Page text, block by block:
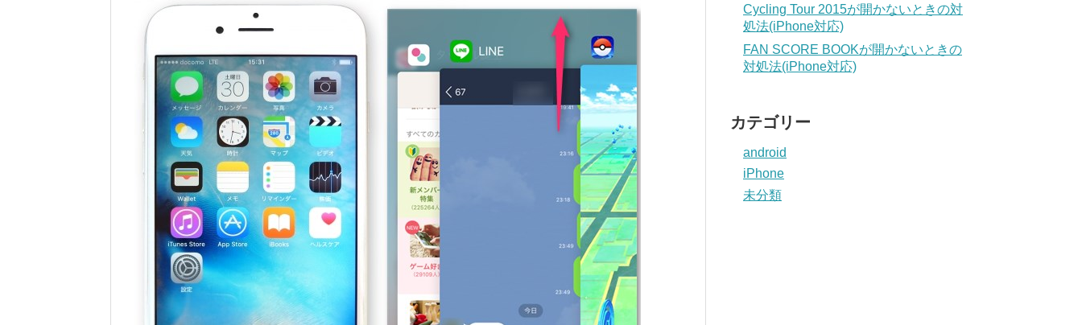
Cycling Tour 2015が開かないときの対
処法(iPhone対応)
FAN SCORE BOOKが開かないときの
対処法(iPhone対応)
カテゴリー
android
iPhone
未分類